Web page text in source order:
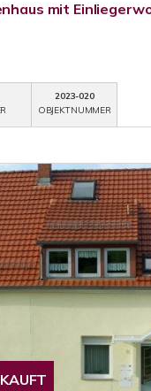
mit
2023-020
OBJEKTNUMMER